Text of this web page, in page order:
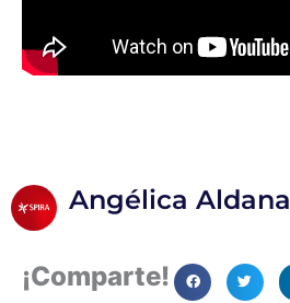
Angélica Aldana
¡Comparte!